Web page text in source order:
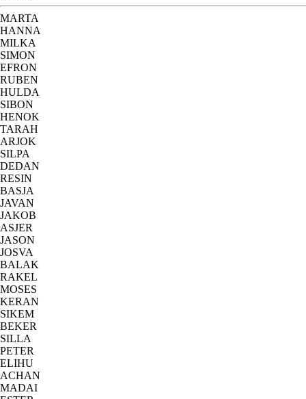
MARTA
HANNA
MILKA
SIMON
EFRON
RUBEN
HULDA
SIBON
HENOK
TARAH
ARJOK
SILPA
DEDAN
RESIN
BASJA
JAVAN
JAKOB
ASJER
JASON
JOSVA
BALAK
RAKEL
MOSES
KERAN
SIKEM
BEKER
SILLA
PETER
ELIHU
ACHAN
MADAI